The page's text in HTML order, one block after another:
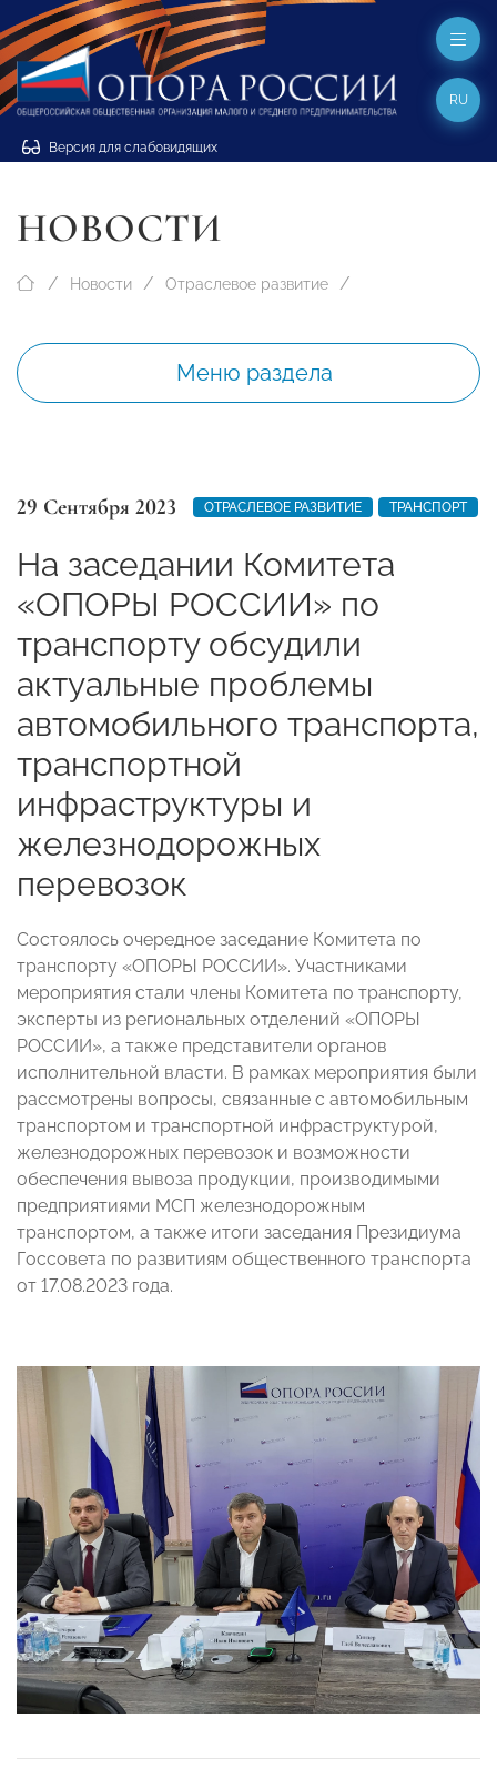
Версия для слабовидящих
RU
НОВОСТИ
Новости Отраслевое развитие
Меню раздела
29 Сентября 2023 ОТРАСЛЕВОЕ РАЗВИТИЕ ТРАНСПОРТ
На заседании Комитета
«ОПОРЫ РОССИИ» по
транспорту обсудили
актуальные проблемы
автомобильного транспорта,
транспортной
инфраструктуры и
железнодорожных
перевозок
Состоялось очередное заседание Комитета по
транспорту «ОПОРЫ РОССИИ». Участниками
мероприятия стали члены Комитета по транспорту,
эксперты из региональных отделений «ОПОРЫ
РОССИИ», а также представители органов
исполнительной власти. В рамках мероприятия были
рассмотрены вопросы, связанные с автомобильным
транспортом и транспортной инфраструктурой,
железнодорожных перевозок и возможности
обеспечения вывоза продукции, производимыми
предприятиями МСП железнодорожным
транспортом, а также итоги заседания Президиума
Госсовета по развитиям общественного транспорта
от 17.08.2023 года.